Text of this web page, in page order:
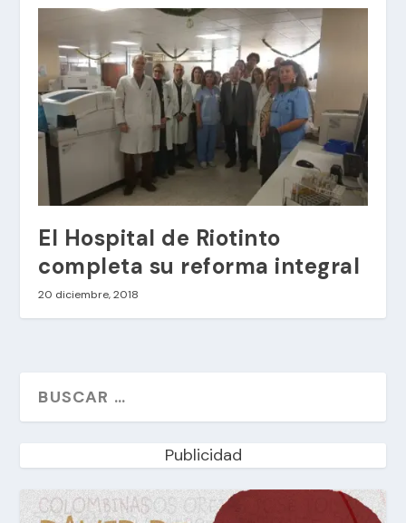
El Hospital de Riotinto
completa su reforma integral
20 diciembre, 2018
Publicidad